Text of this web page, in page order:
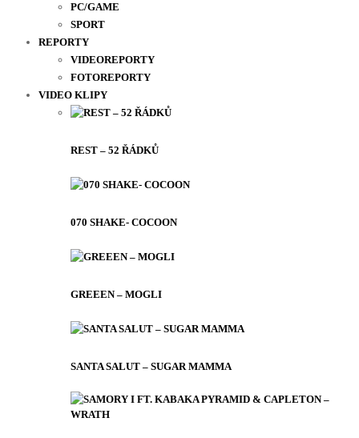
PC/GAME
SPORT
REPORTY
VIDEOREPORTY
FOTOREPORTY
VIDEO KLIPY
REST – 52 ŘÁDKŮ
070 SHAKE- COCOON
GREEEN – MOGLI
SANTA SALUT – SUGAR MAMMA